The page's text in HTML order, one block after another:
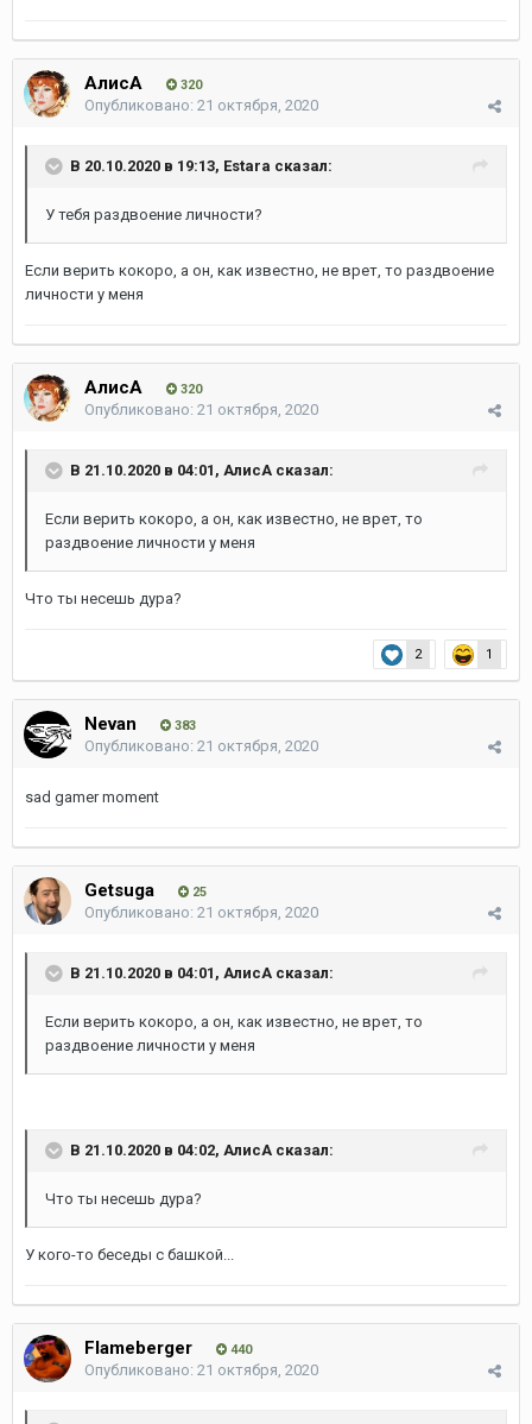
АлисА 320
Опубликовано: 21 октября, 2020
В 20.10.2020 в 19:13, Estara сказал:
У тебя раздвоение личности?
Если верить кокоро, а он, как известно, не врет, то раздвоение
личности у меня
АлисА 320
Опубликовано: 21 октября, 2020
В 21.10.2020 в 04:01, АлисА сказал:
Если верить кокоро, а он, как известно, не врет, то
раздвоение личности у меня
Что ты несешь дура?
2 1
Nevan 383
Опубликовано: 21 октября, 2020
sad gamer moment
Getsuga 25
Опубликовано: 21 октября, 2020
В 21.10.2020 в 04:01, АлисА сказал:
Если верить кокоро, а он, как известно, не врет, то
раздвоение личности у меня
В 21.10.2020 в 04:02, АлисА сказал:
Что ты несешь дура?
У кого-то беседы с башкой...
Flameberger 440
Опубликовано: 21 октября, 2020